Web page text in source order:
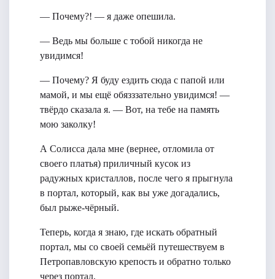
— Почему?! — я даже опешила.
— Ведь мы больше с тобой никогда не
увидимся!
— Почему? Я буду ездить сюда с папой или
мамой, и мы ещё обязззательно увидимся! —
твёрдо сказала я. — Вот, на тебе на память
мою заколку!
А Солисса дала мне (вернее, отломила от
своего платья) приличный кусок из
радужных кристаллов, после чего я прыгнула
в портал, который, как вы уже догадались,
был рыже-чёрный.
Теперь, когда я знаю, где искать обратный
портал, мы со своей семьёй путешествуем в
Петропавловскую крепость и обратно только
через портал.